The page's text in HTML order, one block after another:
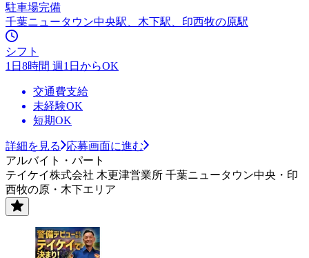
駐車場完備
千葉ニュータウン中央駅、木下駅、印西牧の原駅
シフト
1日8時間 週1日からOK
交通費支給
未経験OK
短期OK
詳細を見る
応募画面に進む
アルバイト・パート
テイケイ株式会社 木更津営業所 千葉ニュータウン中央・印
西牧の原・木下エリア